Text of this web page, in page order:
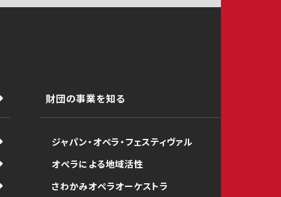
財団の事業を知る
ジャパン・オペラ・フェスティヴァル
オペラによる地域活性
さわかみオペラオーケストラ